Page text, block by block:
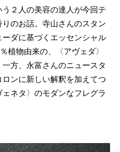
２人の美容の達人が今回テ
のお話。寺山さんのスタン
ダに基づくエッセンシャル
植物由来の、〈アヴェダ〉
方、永富さんのニュースタ
ンに新しい解釈を加えてつ
ネタ〉のモダンなフレグラ